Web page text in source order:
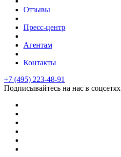
Отзывы
Пресс-центр
Агентам
Контакты
+7 (495) 223-48-91
Подписывайтесь на нас в соцсетях